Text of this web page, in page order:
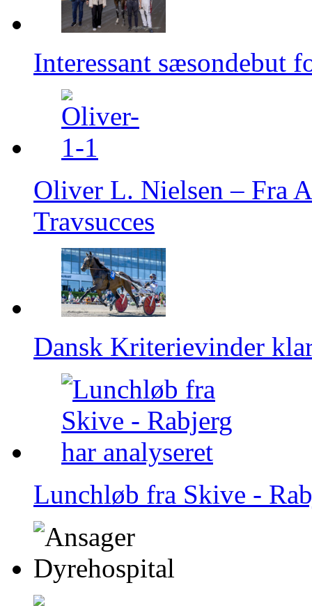
Interessant sæsondebut
Oliver L. Nielsen – Fra
Travsucces
Dansk Kriterievinder
Lunchløb fra Skive -